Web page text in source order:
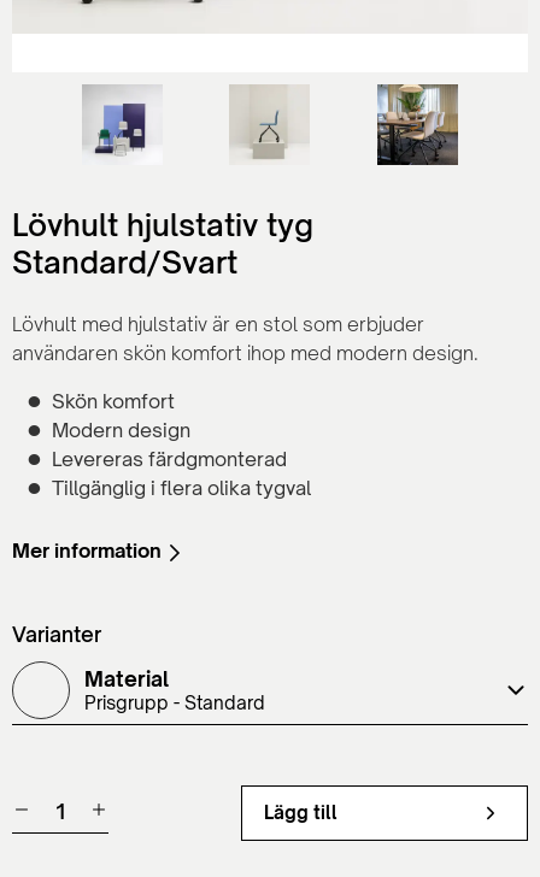
Lövhult hjulstativ tyg
Standard/Svart
Lövhult med hjulstativ är en stol som erbjuder
användaren skön komfort ihop med modern design.
Skön komfort
Modern design
Levereras färdgmonterad
Tillgänglig i flera olika tygval
Mer information
Varianter
Material
Prisgrupp - Standard
Lägg till